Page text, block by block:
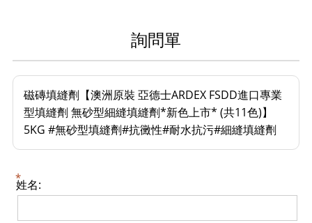
詢問單
磁磚填縫劑【澳洲原裝 亞德士ARDEX FSDD進口專業
型填縫劑 無砂型細縫填縫劑*新色上市* (共11色)】
5KG #無砂型填縫劑#抗黴性#耐水抗污#細縫填縫劑
姓名: